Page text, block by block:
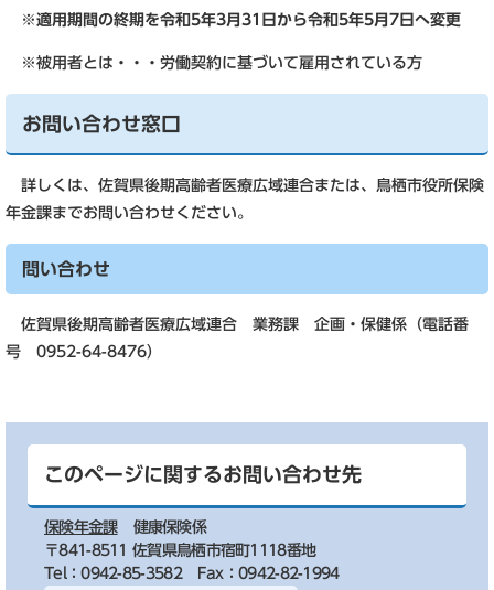
※適用期間の終期を令和5年3月31日から令和5年5月7日へ変更
※被用者とは・・・労働契約に基づいて雇用されている方
お問い合わせ窓口
詳しくは、佐賀県後期高齢者医療広域連合または、鳥栖市役所保険
年金課までお問い合わせください。
問い合わせ
佐賀県後期高齢者医療広域連合 業務課 企画・保健係（電話番
号 0952-64-8476）
このページに関するお問い合わせ先
保険年金課
健康保険係
〒841-8511 佐賀県鳥栖市宿町1118番地
Tel：0942-85-3582
Fax：0942-82-1994